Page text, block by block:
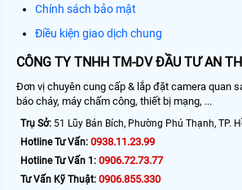
Chính sách bảo mật
Điều kiện giao dịch chung
CÔNG TY TNHH TM-DV ĐẦU TƯ AN
Đơn vị chuyên cung cấp & lắp đặt camera quan
báo cháy, máy chấm công, thiết bị mạng, ...
Trụ Sở: 51 Lũy Bán Bích, Phường Phú Thạnh, TP.
Hotline Tư Vấn: 0938.11.23.99
Hotline Tư Vấn 1: 0906.72.73.77
Tư Vấn Kỹ Thuật: 0906.855.330